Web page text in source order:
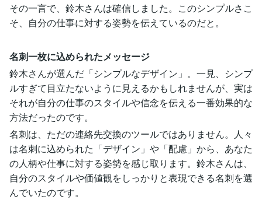
その一言で、鈴木さんは確信しました。このシンプルさこ
そ、自分の仕事に対する姿勢を伝えているのだと。
名刺一枚に込められたメッセージ
鈴木さんが選んだ「シンプルなデザイン」。一見、シンプ
ルすぎて目立たないように見えるかもしれませんが、実は
それが自分の仕事のスタイルや信念を伝える一番効果的な
方法だったのです。
名刺は、ただの連絡先交換のツールではありません。人々
は名刺に込められた「デザイン」や「配慮」から、あなた
の人柄や仕事に対する姿勢を感じ取ります。鈴木さんは、
自分のスタイルや価値観をしっかりと表現できる名刺を選
んでいたのです。